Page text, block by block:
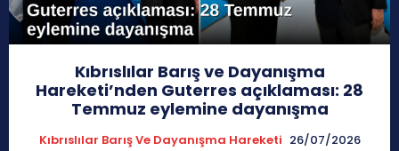
Kıbrıslılar Barış ve Dayanışma
Hareketi’nden Guterres açıklaması: 28
Temmuz eylemine dayanışma
Kıbrıslılar Barış Ve Dayanışma Hareketi 26/07/2026